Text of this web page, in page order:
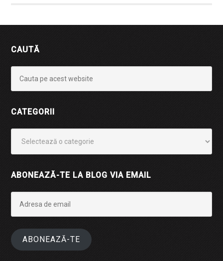
CAUTĂ
CATEGORII
ABONEAZĂ-TE LA BLOG VIA EMAIL
email
ABONEAZĂ-TE